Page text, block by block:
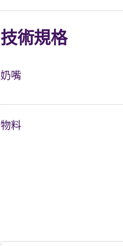
技術規格
奶嘴
物料